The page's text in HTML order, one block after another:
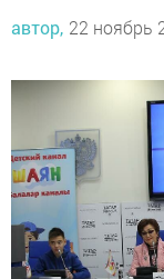
автор, 22 ноябрь